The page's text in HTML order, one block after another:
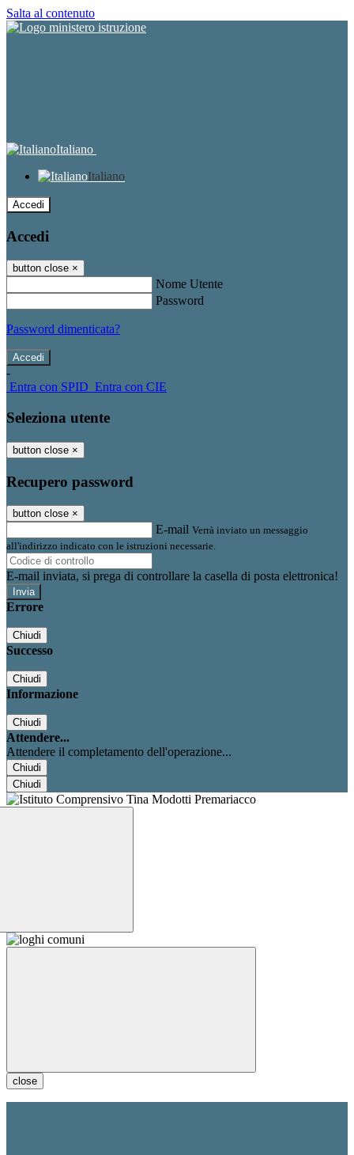
Salta al contenuto
Italiano
Italiano
Accedi
Accedi
button close ×
Nome Utente
Password
Password dimenticata?
-
Entra con SPID Entra con CIE
Seleziona utente
button close ×
Recupero password
button close ×
E-mail Verrà inviato un messaggio
all'indirizzo indicato con le istruzioni necessarie.
E-mail inviata, si prega di controllare la casella di posta elettronica!
Errore
Chiudi
Successo
Chiudi
Informazione
Chiudi
Attendere...
Attendere il completamento dell'operazione...
Chiudi
Chiudi
close